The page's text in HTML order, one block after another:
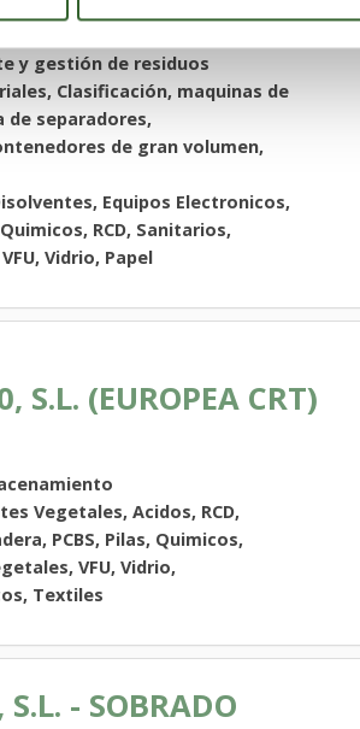
,Toledo,Segovia
y gestión de residuos
Clasificación, maquinas de
de separadores,
de gran volumen,
Equipos Electronicos,
RCD, Sanitarios,
Vidrio, Papel
S.L. (EUROPEA CRT)
Vegetales, Acidos, RCD,
PCBS, Pilas, Quimicos,
VFU, Vidrio,
Textiles
- SOBRADO